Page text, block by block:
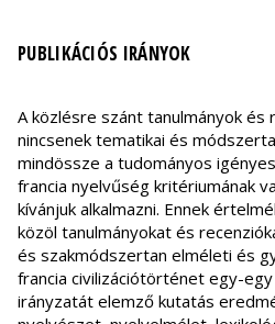
PUBLIKÁCIÓS IRÁNYOK
A közlésre szánt tanulmányok és
nincsenek tematikai és
mindössze a tudományos
francia nyelvűség kritériumának
kívánjuk alkalmazni. Ennek
közöl tanulmányokat és
és szakmódszertan elméleti és
francia civilizációtörténet egy-
irányzatát elemző kutatás